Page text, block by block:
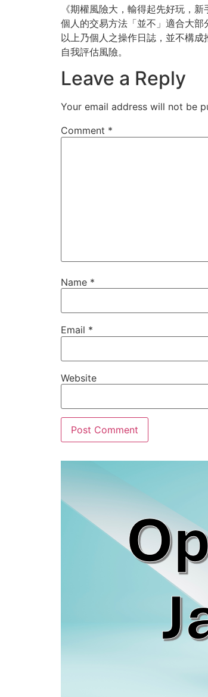
《期權風險大，輸得起先好玩，新
個人的交易方法「並不」適合大部
以上乃個人之操作日誌，並不構
自我評估風險。
Leave a Reply
Your email address will not be
Comment *
Name *
Email *
Website